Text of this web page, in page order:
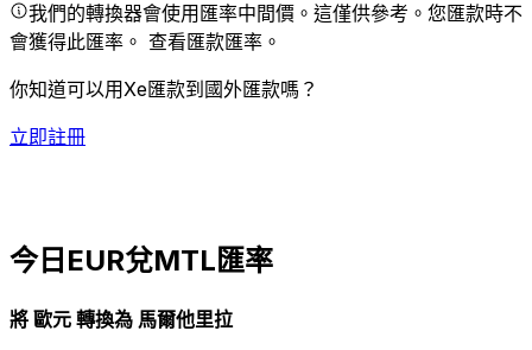
我們的轉換器會使用匯率中間價。這僅供參考。您匯款時不
會獲得此匯率。 查看匯款匯率。
你知道可以用Xe匯款到國外匯款嗎？
立即註冊
今日EUR兌MTL匯率
將 歐元 轉換為 馬爾他里拉